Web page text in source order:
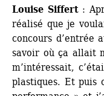
Louise Siffert:
réalisé que je
concours d’entrée
savoir où ça allait
m’intéressait,
plastiques. Et puis